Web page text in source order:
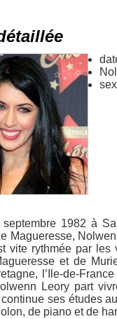
1982 à
Magueresse,
vite rythmée par les
et de
l’Ile-de-
Leory part
ses études
de piano et de